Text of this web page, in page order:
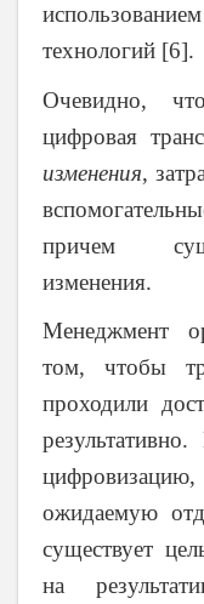
технологий [6].
Очевидно,
цифровая
изменения,
причем
изменения.
Менеджмент
том, чтобы
проходили
ожидаемую
существует
на